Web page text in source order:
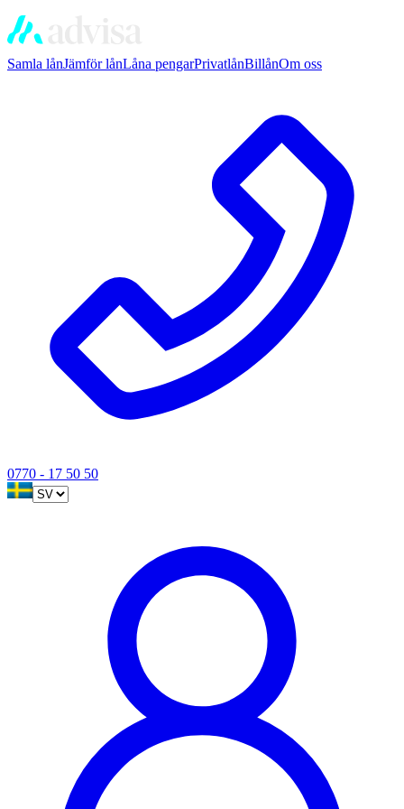
Samla lånJämför lånLåna pengarPrivatlånBillånOm oss
0770 - 17 50 50